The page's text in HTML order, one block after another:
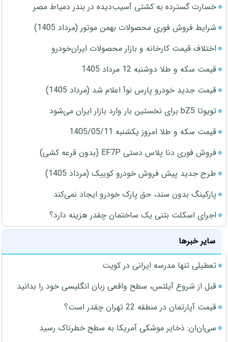
خسارت گسترده به کشتی آسیب‌دیده در بندر دمیاط مصر
شرایط فروش فوری محصولات بهمن موتور (مرداد 1405)
اختلاف قیمت کارخانه و بازار محصولات ایران‌خودرو
قیمت سکه و طلا دوشنبه 12 مرداد 1405
قیمت جدید خودرو پارس نوآ اعلام شد (مرداد 1405)
تویوتا bZ5 برای نخستین بار وارد بازار ایران می‌شود
قیمت سکه و طلا امروز یکشنبه 1405/05/11
فروش فوری دنا پلاس دستی EF7P (بدون قرعه کشی)
طرح جدید پیش فروش خودرو کوییک (مرداد 1405)
پارکینگ بدون سند، حق پارک خودرو ایجاد نمی‌کند
اجرای اسکلت بتنی یک ساختمان چقدر هزینه دارد؟
سایر خبرها
تعطیلی تنها مدرسه ایرانی در کویت
قبل از شروع آیلتس، سطح واقعی زبان انگلیسی خود را بدانید
قیمت آپارتمان در منطقه 22 تهران چقدر است؟
سی‌ان‌ان: ذخایر موشکی آمریکا به سطح خطرناک رسید